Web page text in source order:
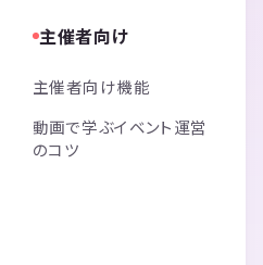
主催者向け
主催者向け機能
動画で学ぶイベント運営
のコツ